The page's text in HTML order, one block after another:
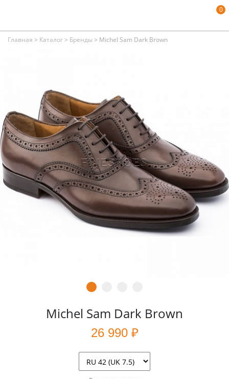
0
Главная > Каталог> Бренды > Michel Sam Dark Brown
Michel Sam Dark Brown
26 990 ₽